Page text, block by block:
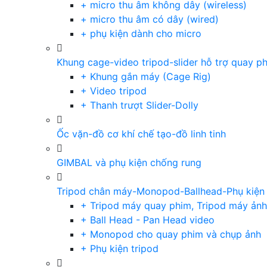
+ micro thu âm không dây (wireless)
+ micro thu âm có dây (wired)
+ phụ kiện dành cho micro
Khung cage-video tripod-slider hỗ trợ quay
+ Khung gắn máy (Cage Rig)
+ Video tripod
+ Thanh trượt Slider-Dolly
Ốc vặn-đồ cơ khí chế tạo-đồ linh tinh
GIMBAL và phụ kiện chống rung
Tripod chân máy-Monopod-Ballhead-Phụ kiện
+ Tripod máy quay phim, Tripod máy
+ Ball Head - Pan Head video
+ Monopod cho quay phim và chụp ảnh
+ Phụ kiện tripod